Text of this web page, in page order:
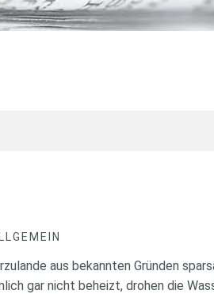
aus bekannten Gründen
gar nicht beheizt, drohen die